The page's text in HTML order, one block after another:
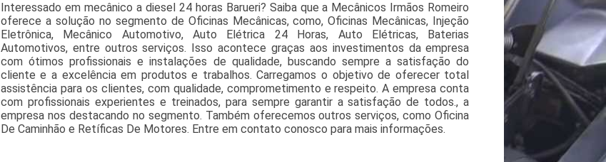
Interessado em mecânico a diesel 24 horas Barueri? Saiba que a Mecânicos Irmãos Romeiro
oferece a solução no segmento de Oficinas Mecânicas, como, Oficinas Mecânicas, Injeção
Eletrônica, Mecânico Automotivo, Auto Elétrica 24 Horas, Auto Elétricas, Baterias
Automotivos, entre outros serviços. Isso acontece graças aos investimentos da empresa
com ótimos profissionais e instalações de qualidade, buscando sempre a satisfação do
cliente e a excelência em produtos e trabalhos. Carregamos o objetivo de oferecer total
assistência para os clientes, com qualidade, comprometimento e respeito. A empresa conta
com profissionais experientes e treinados, para sempre garantir a satisfação de todos., a
empresa nos destacando no segmento. Também oferecemos outros serviços, como Oficina
De Caminhão e Retíficas De Motores. Entre em contato conosco para mais informações.